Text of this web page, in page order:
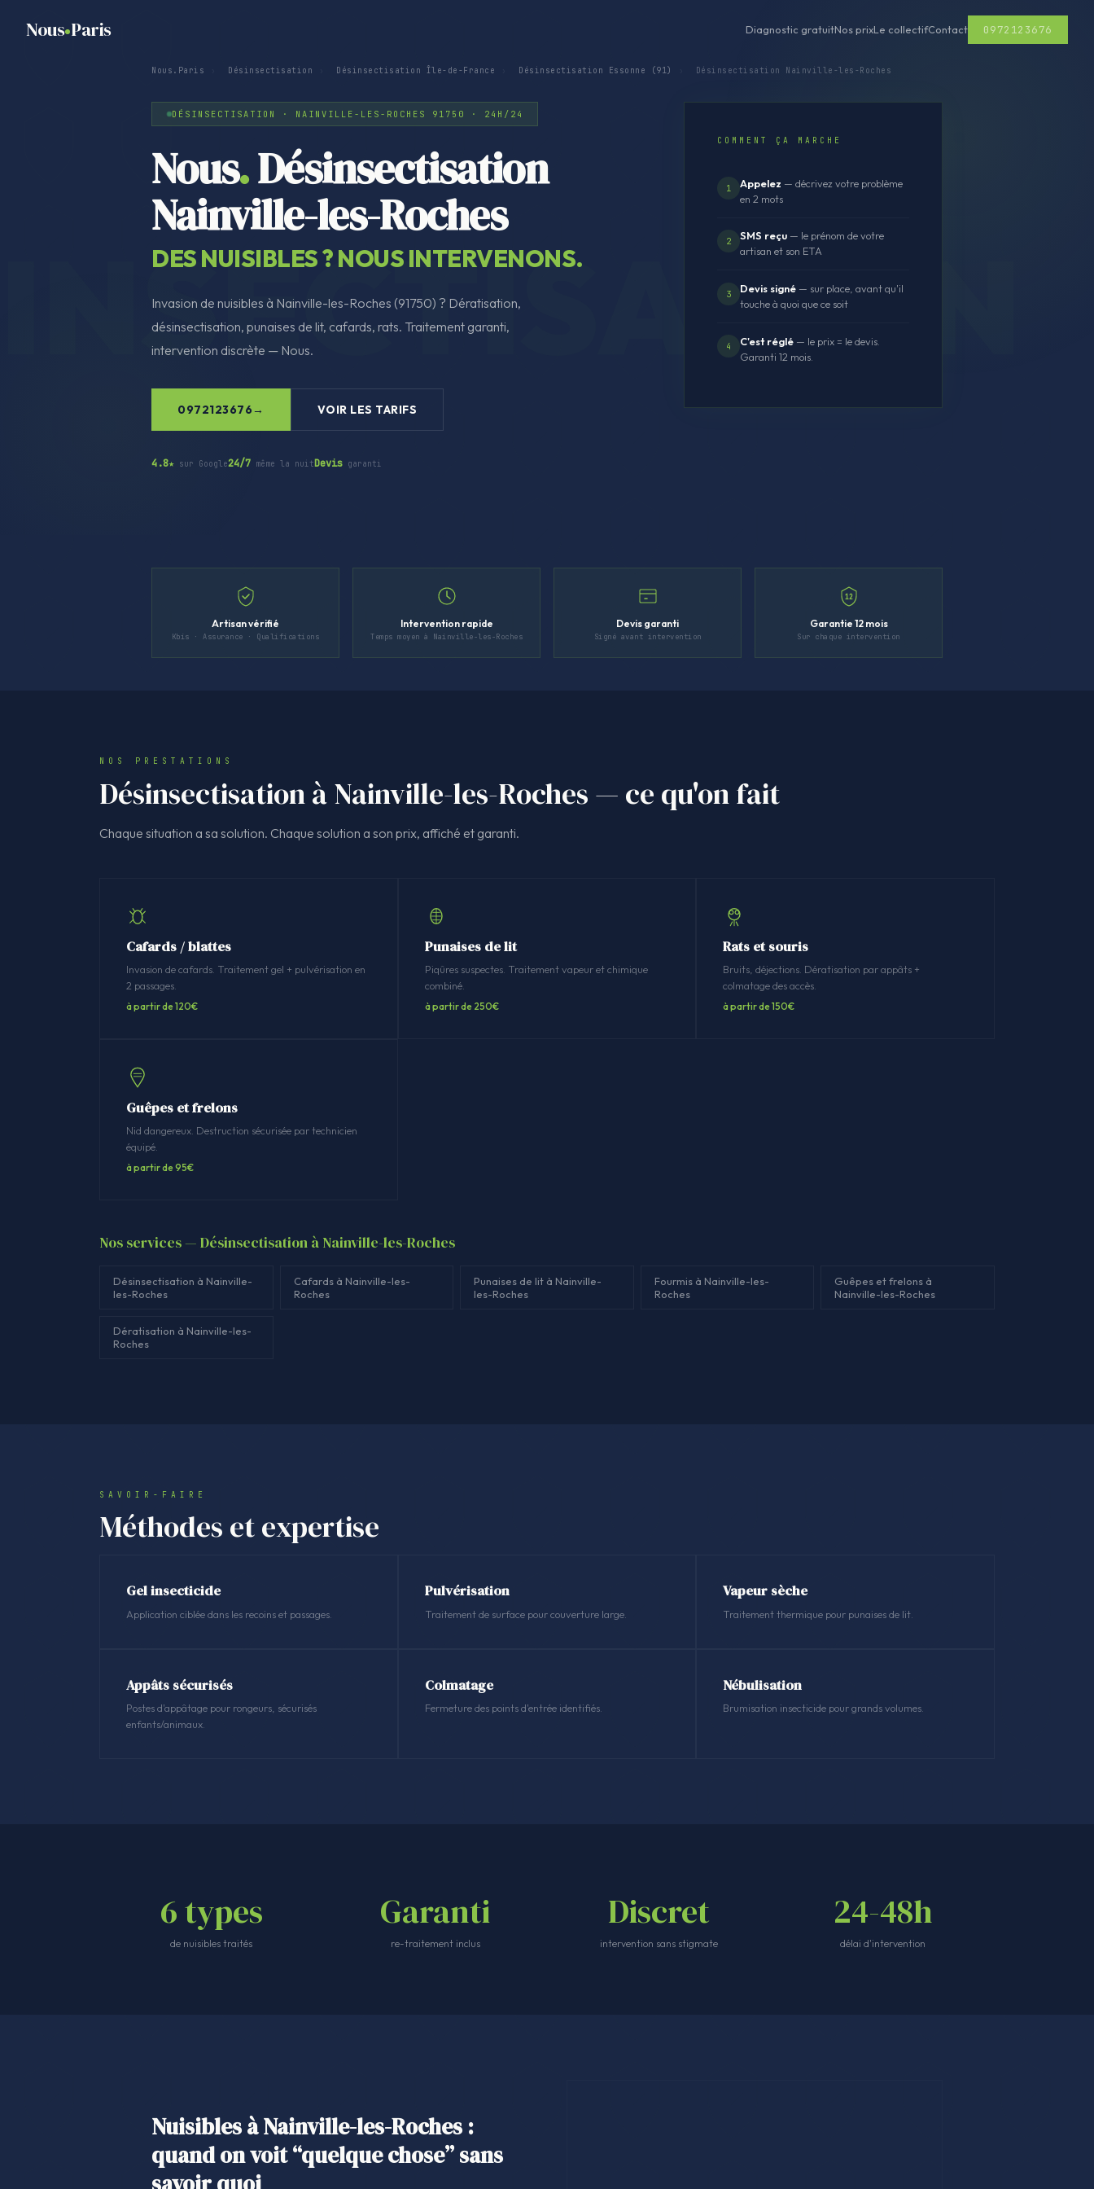
Nous Paris Diagnostic gratuitNos prixLe collectifContact 0972123676
Nous.Paris Désinsectisation Désinsectisation Île-de-France Désinsectisation Essonne (91) Désinsectisation Nainville-les-Roches
DÉSINSECTISATION · NAINVILLE-LES-ROCHES 91750 · 24H/24
Nous.Désinsectisation
Nainville-les-Roches
DES NUISIBLES ? NOUS INTERVENONS.
Invasion de nuisibles à Nainville-les-Roches (91750) ? Dératisation,
désinsectisation, punaises de lit, cafards, rats. Traitement garanti,
intervention discrète — Nous.
0972123676 VOIR LES TARIFS
4.8★ sur Google24/7 même la nuitDevis garanti
COMMENT ÇA MARCHE
1 Appelez — décrivez votre problème
en 2 mots
2 SMS reçu — le prénom de votre
artisan et son ETA
3 Devis signé — sur place, avant qu'il
touche à quoi que ce soit
4 C'est réglé — le prix = le devis.
Garanti 12 mois.
Artisan vérifié
Kbis · Assurance · Qualifications
Intervention rapide
Temps moyen à Nainville-les-Roches
Devis garanti
Signé avant intervention
12
Garantie 12 mois
Sur chaque intervention
NOS PRESTATIONS
Désinsectisation à Nainville-les-Roches — ce qu'on fait
Chaque situation a sa solution. Chaque solution a son prix, affiché et garanti.
Cafards / blattes
Invasion de cafards. Traitement gel + pulvérisation en
2 passages.
à partir de 120€
Punaises de lit
Piqûres suspectes. Traitement vapeur et chimique
combiné.
à partir de 250€
Rats et souris
Bruits, déjections. Dératisation par appâts +
colmatage des accès.
à partir de 150€
Guêpes et frelons
Nid dangereux. Destruction sécurisée par technicien
équipé.
à partir de 95€
Nos services — Désinsectisation à Nainville-les-Roches
Désinsectisation à Nainville-
les-Roches
Cafards à Nainville-les-
Roches
Punaises de lit à Nainville-
les-Roches
Fourmis à Nainville-les-
Roches
Guêpes et frelons à
Nainville-les-Roches
Dératisation à Nainville-les-
Roches
SAVOIR-FAIRE
Méthodes et expertise
Gel insecticide
Application ciblée dans les recoins et passages.
Pulvérisation
Traitement de surface pour couverture large.
Vapeur sèche
Traitement thermique pour punaises de lit.
Appâts sécurisés
Postes d'appâtage pour rongeurs, sécurisés
enfants/animaux.
Colmatage
Fermeture des points d'entrée identifiés.
Nébulisation
Brumisation insecticide pour grands volumes.
6 types
de nuisibles traités
Garanti
re-traitement inclus
Discret
intervention sans stigmate
24-48h
délai d'intervention
Nuisibles à Nainville-les-Roches :
quand on voit “quelque chose” sans